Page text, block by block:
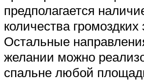
предполагается
количества
Остальные
желании можно
спальне любой